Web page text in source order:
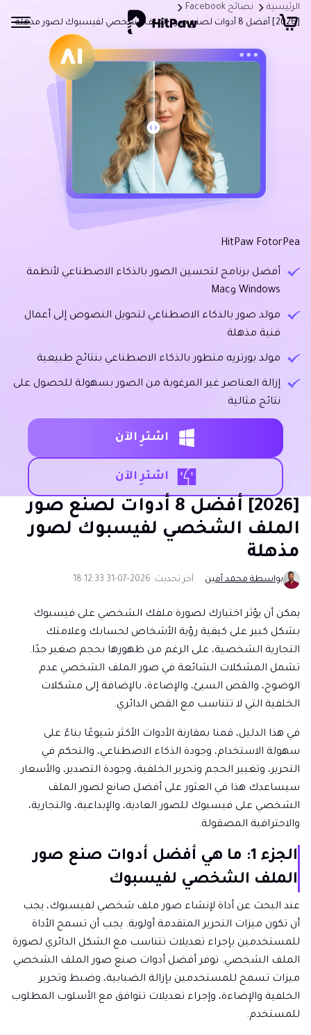
الرئيسية
نصائح Facebook
[2026] أفضل 8 أدوات لصنع صور الملف الشخصي لفيسبوك لصور مذهلة
HitPaw FotorPea
أفضل برنامج لتحسين الصور بالذكاء الاصطناعي لأنظمة
Windows وMac
مولد صور بالذكاء الاصطناعي لتحويل النصوص إلى أعمال
فنية مذهلة
مولد بورتريه متطور بالذكاء الاصطناعي بنتائج طبيعية
إزالة العناصر غير المرغوبة من الصور بسهولة للحصول على
نتائج مثالية
اشترِ الآن
اشترِ الآن
[2026] أفضل 8 أدوات لصنع صور
الملف الشخصي لفيسبوك لصور
مذهلة
بواسطة محمد أمين آخر تحديث: 2026-07-31 18:12:33
يمكن أن يؤثر اختيارك لصورة ملفك الشخصي على فيسبوك
بشكل كبير على كيفية رؤية الأشخاص لحسابك وعلامتك
التجارية الشخصية، على الرغم من ظهورها بحجم صغير جدًا.
تشمل المشكلات الشائعة في صور الملف الشخصي عدم
الوضوح، والقص السيئ، والإضاءة، بالإضافة إلى مشكلات
الخلفية التي لا تتناسب مع القص الدائري.
في هذا الدليل، قمنا بمقارنة الأدوات الأكثر شيوعًا بناءً على
سهولة الاستخدام، وجودة الذكاء الاصطناعي، والتحكم في
التحرير، وتغيير الحجم وتحرير الخلفية، وجودة التصدير، والأسعار.
سيساعدك هذا في العثور على أفضل صانع لصور الملف
الشخصي على فيسبوك للصور العادية، والإبداعية، والتجارية،
والاحترافية المصقولة.
الجزء 1: ما هي أفضل أدوات صنع صور
الملف الشخصي لفيسبوك
عند البحث عن أداة لإنشاء صور ملف شخصي لفيسبوك، يجب
أن تكون ميزات التحرير المتقدمة أولوية. يجب أن تسمح الأداة
للمستخدمين بإجراء تعديلات تتناسب مع الشكل الدائري لصورة
الملف الشخصي. توفر أفضل أدوات صنع صور الملف الشخصي
ميزات تسمح للمستخدمين بإزالة الضبابية، وضبط وتحرير
الخلفية والإضاءة، وإجراء تعديلات تتوافق مع الأسلوب المطلوب
للمستخدم.